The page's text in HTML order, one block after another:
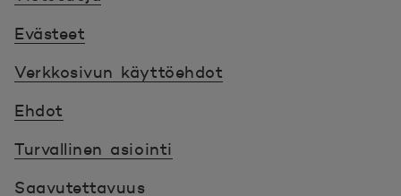
Evästeet
Verkkosivun käyttöehdot
Ehdot
Turvallinen asiointi
Saavutettavuus